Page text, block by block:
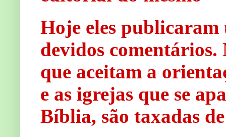
Hoje eles
devidos
que aceitam a
e as igrejas que se
Bíblia, são taxadas